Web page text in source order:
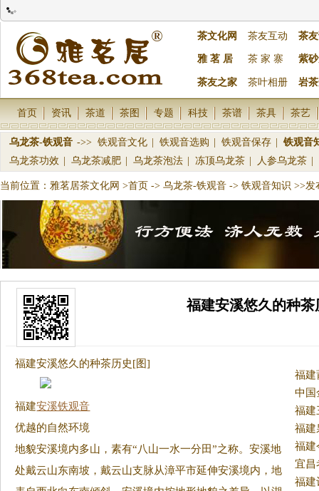
茶文化网 茶友互动 茶
雅 茗 居 茶 家 寨 紫
茶友之家 茶叶相册 岩
首页 资讯 茶道 茶图 专题 科技 茶谱 茶具 茶艺
乌龙茶-铁观音 ->> 铁观音文化 铁观音选购 铁观音保存
铁观音
乌龙茶功效
乌龙茶减肥 乌龙茶泡法 冻顶乌龙茶 人参乌龙茶
当前位置： 雅茗居茶文化网 >首页 -> 乌龙茶-铁观音 -> 铁观音知识 >>发
福建安溪悠久的种
中国
福建
福建安溪悠久的种茶历史[图]
福建安溪铁观音
优越的自然环境
地貌安溪境内多山，素有“八山一水一分田”之称。安溪地
处戴云山东南坡，戴云山支脉从漳平市延伸安溪境内，地